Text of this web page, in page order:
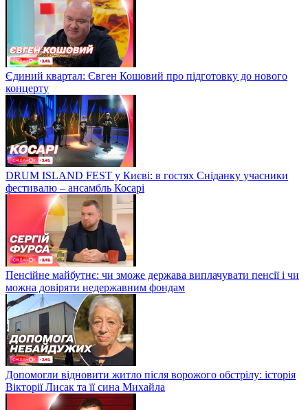
Єдиний квартал: Євген Кошовий про підготовку до нового
концерту
DRUM ISLAND FEST у Києві: в гостях Сніданку учасники
фестивалю – ансамбль Косарі
Пенсійне майбутнє: чи зможе держава виплачувати пенсії і чи
можна довіряти недержавним фондам
Допомогли відновити житло після ворожого обстрілу: історія
Вікторії Лисак та її сина Михайла